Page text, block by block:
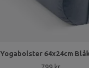
Yogabolster 64x24cm